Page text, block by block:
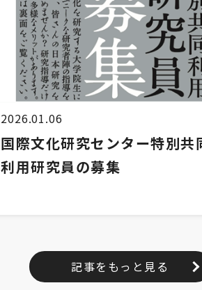
2026.01.06
国際文化研究センター特別共
利用研究員の募集
記事をもっと見る